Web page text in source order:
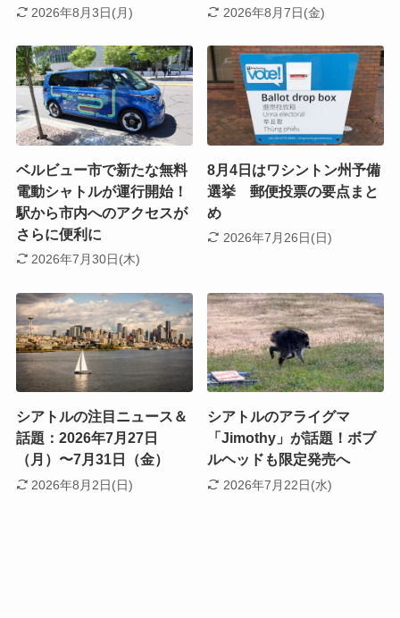
2026年8月3日(月) 2026年8月7日(金)
ベルビュー市で新たな無料
電動シャトルが運行開始！
駅から市内へのアクセスが
さらに便利に
2026年7月30日(木)
8月4日はワシントン州予備
選挙 郵便投票の要点まと
め
2026年7月26日(日)
シアトルの注目ニュース＆
話題：2026年7月27日
（月）〜7月31日（金）
2026年8月2日(日)
シアトルのアライグマ
「Jimothy」が話題！ボブ
ルヘッドも限定発売へ
2026年7月22日(水)